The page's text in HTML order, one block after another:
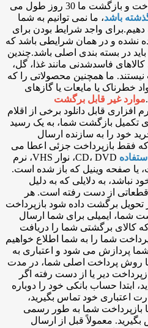
بررسی اجمالی سیاست بازپرداخت و بازگشت ما 30 روز طول می
، ما نمی توانیم به شما
دهیم.برای واجد شرایط بودن برای
نشده و در همان شرایطی باشد که
در بسته بندی اصلی باشد.چندین
فاسدشدنی مانند غذا، گل،
ما همچنین محصولاتی را که
خطرناک یا مایعات یا گازهای
موارد غیر قابل برگشت
قابل دانلود برخی از اقلام
تکمیل بازگشت شما، به یک رسید
خود را به سازنده ارسال
فقط بازپرداخت جزئی اعطا می
CD، DVD، نوار VHS، نرم
یا صفحه وینیل که باز شده است.
نباشد، به دلایلی که به دلیل
از دست رفته است. هر
از 30 روز پس از تحویل برگشت داده شود بازپرداخت
شما، ایمیلی برای شما ارسال
کالای برگشتی شما را دریافت
شما را به شما اطلاع خواهیم
شما پردازش می شود و اعتباری به
روش پرداخت اصلی شما، در مدت
دیر یا از دست رفته اگر
ابتدا حساب بانکی خود را دوباره
اعتباری خود تماس بگیرید،
شما به طور رسمی
معمولاً قبل از ارسال